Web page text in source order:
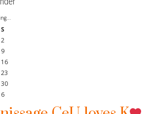
S
2
9
16
23
30
6